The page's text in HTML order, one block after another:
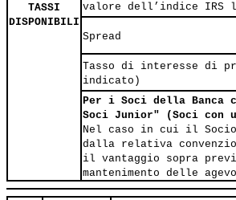
TASSI
DISPONIBILI
valore dell’indice IRS
Spread
Tasso di interesse di
indicato)
Per i Soci della Banca
Soci Junior" (Soci con
Nel caso in cui il
dalla relativa
il vantaggio sopra
mantenimento delle